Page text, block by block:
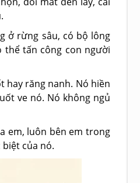
ở rừng sâu, có bộ lông
thể tấn công con người
hay răng nanh. Nó hiền
ve nó. Nó không ngủ
em, luôn bên em trong
của nó.